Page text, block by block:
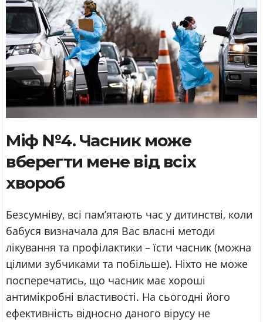
Міф №4. Часник може
вберегти мене від всіх
хвороб
Безсумніву, всі пам’ятають час у дитинстві, коли
бабуся визначала для Вас власні методи
лікування та профілактики – їсти часник (можна
цілими зубчиками та побільше). Ніхто не може
посперечатись, що часник має хороші
антимікробні властивості. На сьогодні його
ефективність відносно даного вірусу не